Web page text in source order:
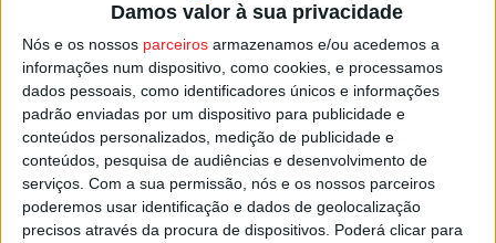
Damos valor à sua privacidade
Nós e os nossos parceiros armazenamos e/ou acedemos a
informações num dispositivo, como cookies, e processamos
dados pessoais, como identificadores únicos e informações
padrão enviadas por um dispositivo para publicidade e
conteúdos personalizados, medição de publicidade e
conteúdos, pesquisa de audiências e desenvolvimento de
serviços. Com a sua permissão, nós e os nossos parceiros
poderemos usar identificação e dados de geolocalização
precisos através da procura de dispositivos. Poderá clicar para
Pela frente o Canidelo, equipa que eliminou Madalena e
Associação Lapense.
É uma eliminatória entre duas equipas que jogam na 2.ª
Divisão da Zona Centro Norte e que esta época já se
defrontarem em Barbeita, tendo a vitória sorrido à equipa
viseense, num triunfo por 3-2.